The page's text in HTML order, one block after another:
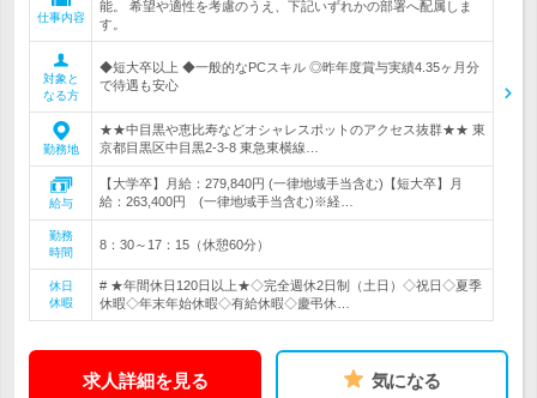
仕事内容
能。 希望や適性を考慮のうえ、下記いずれかの部署へ配属しま
す。
対象と
なる方
◆短大卒以上 ◆一般的なPCスキル ◎昨年度賞与実績4.35ヶ月分
で待遇も安心
勤務地
★★中目黒や恵比寿などオシャレスポットのアクセス抜群★★ 東
京都目黒区中目黒2-3-8 東急東横線…
給与
【大学卒】月給：279,840円 (一律地域手当含む)【短大卒】月
給：263,400円 (一律地域手当含む)※経…
勤務
時間
8：30～17：15（休憩60分）
休日
休暇
# ★年間休日120日以上★◇完全週休2日制（土日）◇祝日◇夏季
休暇◇年末年始休暇◇有給休暇◇慶弔休…
求人詳細を見る 気になる